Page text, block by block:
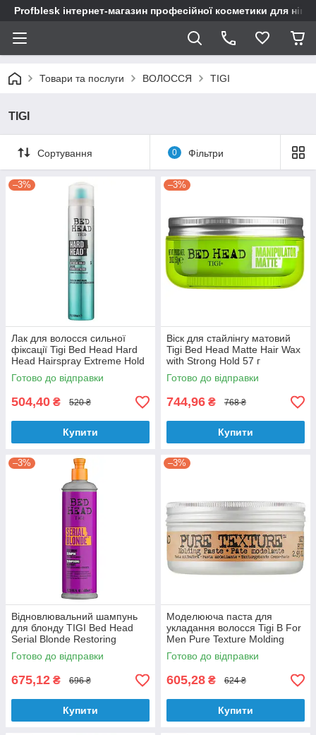
Profblesk інтернет-магазин професійної косметики для
Товари та послуги ВОЛОССЯ TIGI
TIGI
Сортування 0 Фільтри
–3%
Лак для волосся сильної
фіксації Tigi Bed Head Hard
Head Hairspray Extreme Hold
Level 5 100 мл
Готово до відправки
504,40 ₴ 520 ₴
Купити
–3%
Віск для стайлінгу матовий
Tigi Bed Head Matte Hair Wax
with Strong Hold 57 г
Готово до відправки
744,96 ₴ 768 ₴
Купити
–3%
Відновлювальний шампунь
для блонду TIGI Bed Head
Serial Blonde Restoring
Shampoo 400 мл
Готово до відправки
675,12 ₴ 696 ₴
Купити
–3%
Моделююча паста для
укладання волосся Tigi B For
Men Pure Texture Molding
Paste 83 г
Готово до відправки
605,28 ₴ 624 ₴
Купити